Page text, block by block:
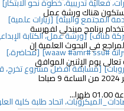
اتحاد طلبة كلية العلوم]
البحوث والاستشارات]